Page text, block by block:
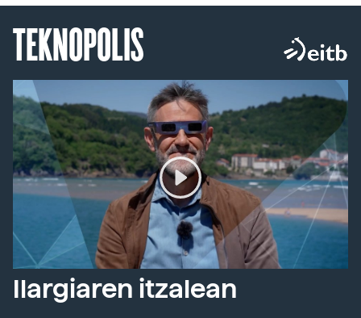
TEKNOPOLIS
Ilargiaren itzalean